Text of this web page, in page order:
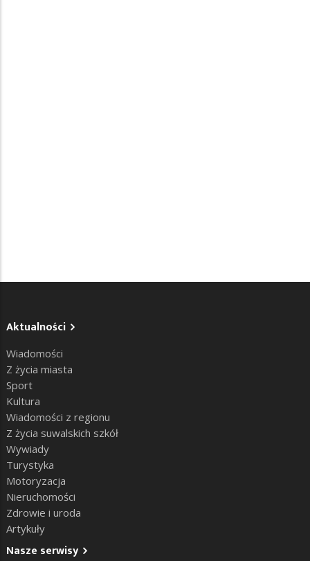
Aktualności
Wiadomości
Z życia miasta
Sport
Kultura
Wiadomości z regionu
Z życia suwalskich szkół
Wywiady
Turystyka
Motoryzacja
Nieruchomości
Zdrowie i uroda
Artykuły
Nasze serwisy